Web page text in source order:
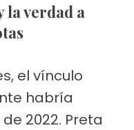
el vínculo
habría
2022. Preta